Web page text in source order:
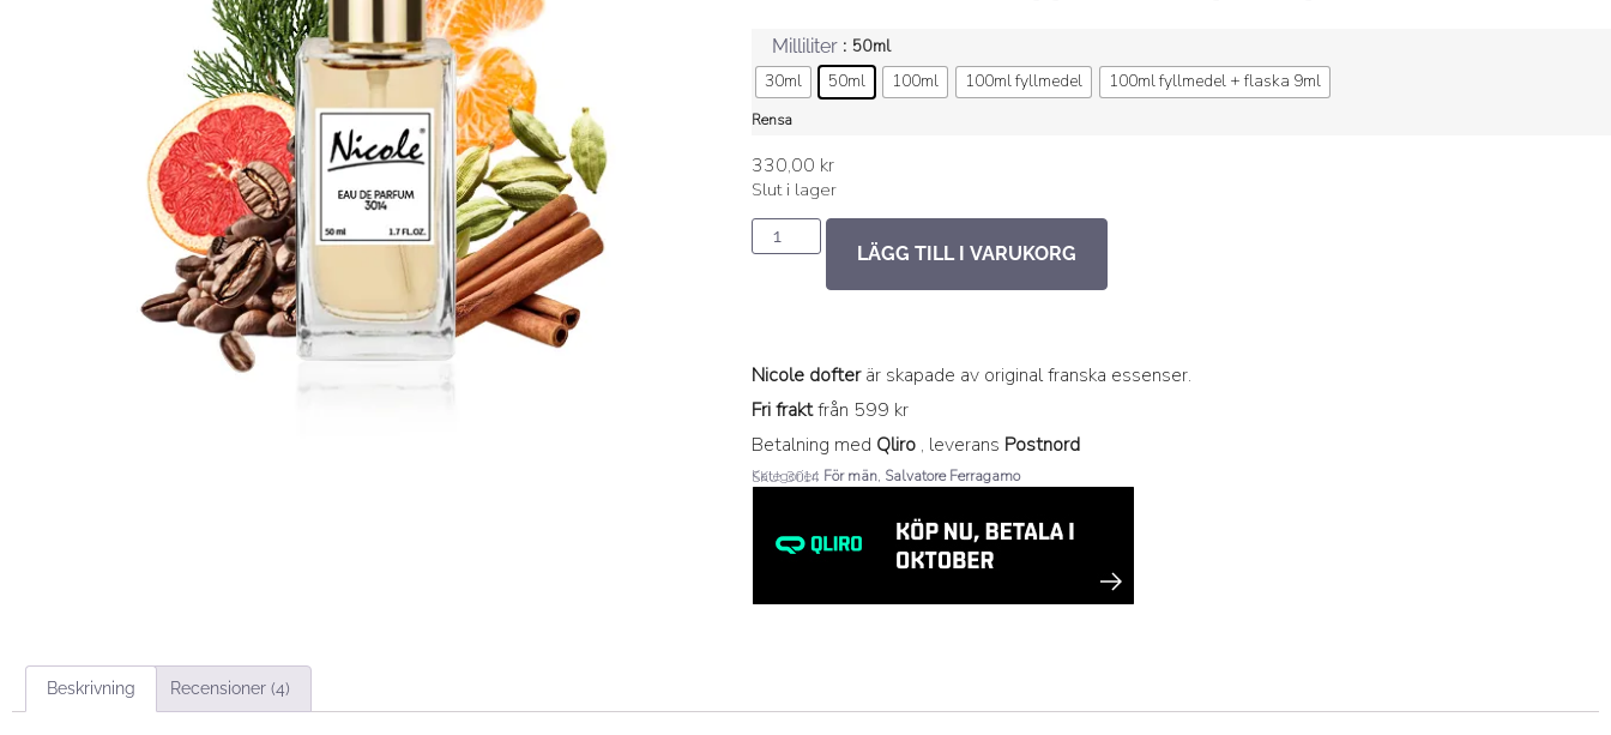
Milliliter : 50ml
30ml 50ml 100ml 100ml fyllmedel 100ml fyllmedel + flaska 9ml
Rensa
330,00 kr
Slut i lager
LÄGG TILL I VARUKORG
Nicole dofterär skapade av original franska essenser.
Fri fraktfrån 599 kr
Betalning med Qliro , leverans Postnord
SKU: 3014
Kategorier: För män, Salvatore Ferragamo
Beskrivning Recensioner (4)